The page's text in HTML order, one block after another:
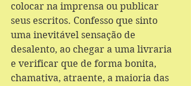
colocar na imprensa ou publicar
seus escritos. Confesso que sinto
uma inevitável sensação de
desalento, ao chegar a uma livraria
e verificar que de forma bonita,
chamativa, atraente, a maioria das